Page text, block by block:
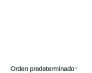
Orden predeterminado